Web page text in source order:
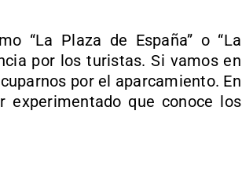
“La Plaza de España” o “La
por los turistas. Si vamos en
por el aparcamiento. En
experimentado que conoce los